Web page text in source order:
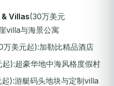
Villas(30万美元
villa与海景公寓
万美元起):加勒比精品酒店
):超豪华地中海风格度假村
):游艇码头地块与定制villa